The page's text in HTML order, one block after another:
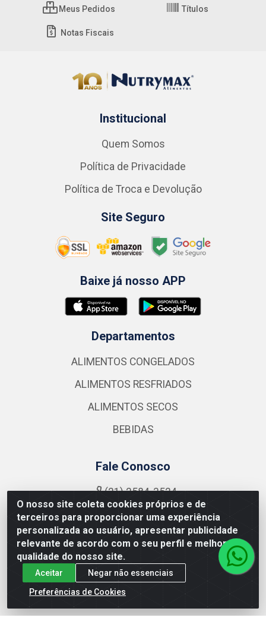
O nosso site coleta cookies próprios e de
terceiros para proporcionar uma experiência
personalizada ao usuário, apresentar publicidade
relevante de acordo com o seu perfil e melhorar a
qualidade do nosso site.
Aceitar
Negar não essenciais
Preferências de Cookies
Meus Pedidos Títulos
Notas Fiscais
Institucional
Quem Somos
Política de Privacidade
Política de Troca e Devolução
Site Seguro
Baixe já nosso APP
Departamentos
ALIMENTOS CONGELADOS
ALIMENTOS RESFRIADOS
ALIMENTOS SECOS
BEBIDAS
Fale Conosco
(21) 2584-3524
atendimento@nutrymaxalimentos.com
Instagram
Formas de Pagamento